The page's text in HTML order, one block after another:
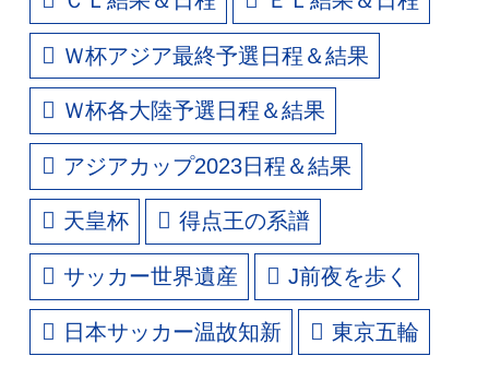
Ｗ杯アジア最終予選日程＆結果
Ｗ杯各大陸予選日程＆結果
アジアカップ2023日程＆結果
天皇杯 得点王の系譜
サッカー世界遺産 J前夜を歩く
日本サッカー温故知新 東京五輪